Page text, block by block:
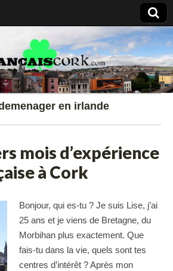
en irlande
mois d’expérience
à Cork
Bonjour, qui es-tu ? Je suis Lise, j’ai
25 ans et je viens de Bretagne, du
Morbihan plus exactement. Que
fais-tu dans la vie, quels sont tes
centres d’intérêt ? Après mon